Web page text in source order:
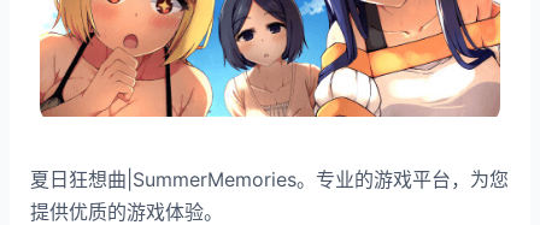
夏日狂想曲|SummerMemories。专业的游戏平台，为您
提供优质的游戏体验。